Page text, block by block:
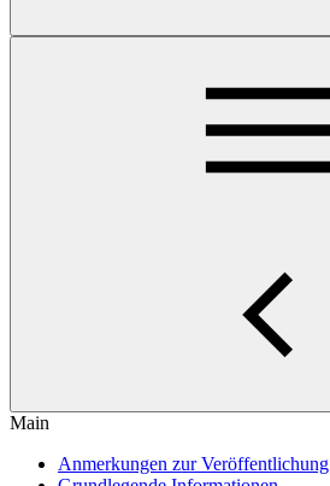
Main
Anmerkungen zur Veröffentlichung